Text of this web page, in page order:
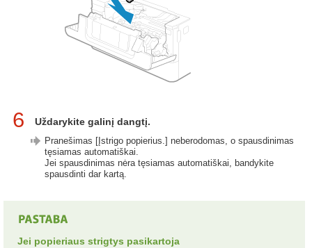
6 Uždarykite galinį dangtį.
Pranešimas [Įstrigo popierius.] neberodomas, o spausdinimas
tęsiamas automatiškai.
Jei spausdinimas nėra tęsiamas automatiškai, bandykite
spausdinti dar kartą.
Jei popieriaus strigtys pasikartoja